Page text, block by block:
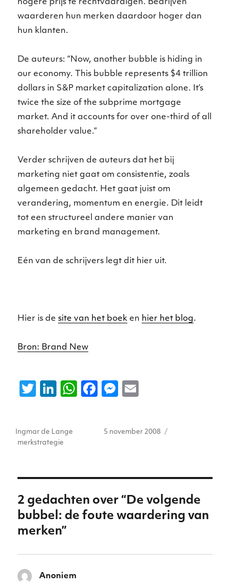
hogere prijs te rechtvaardigen. Bedrijven
waarderen hun merken daardoor hoger dan
hun klanten.
De auteurs: “Now, another bubble is hiding in
our economy. This bubble represents $4 trillion
dollars in S&P market capitalization alone. It’s
twice the size of the subprime mortgage
market. And it accounts for over one-third of all
shareholder value.”
Verder schrijven de auteurs dat het bij
marketing niet gaat om consistentie, zoals
algemeen gedacht. Het gaat juist om
verandering, momentum en energie. Dit leidt
tot een structureel andere manier van
marketing en brand management.
Eén van de schrijvers legt dit hier uit.
Hier is desite van het boek en hier het blog.
Bron: Brand New
T
te
Li
e
W F
e
k
M
e
l
Auteur
Ingmar de Lange
Geplaatst
5 november 2008
merkstrategie
2 gedachten over “De volgende
bubbel: de foute waardering van
merken”
Anoniem